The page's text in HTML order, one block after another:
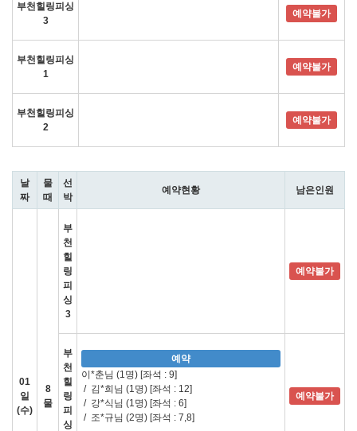
부천힐링피싱
3
예약불가
부천힐링피싱
1
예약불가
부천힐링피싱
2
예약불가
날
짜
물
때
선
박
예약현황 남은인원
01
일
(수)
8
물
부
천
힐
링
피
싱
3
예약불가
부
천
힐
링
피
싱
예약
이*춘님 (1명) [좌석 : 9]
/ 김*희님 (1명) [좌석 : 12]
/ 강*식님 (1명) [좌석 : 6]
/ 조*규님 (2명) [좌석 : 7,8]
예약불가